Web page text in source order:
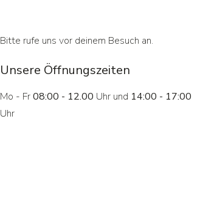
Bitte rufe uns vor deinem Besuch an.
Unsere Öffnungszeiten
Mo - Fr08:00 - 12.00 Uhr und 14:00 - 17:00
Uhr